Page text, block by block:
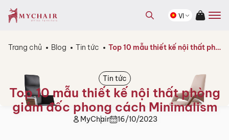
phẩm
Tìm
kiếmVI
Trang chủ Blog Tin tức Top 10 mẫu thiết kế nội thất phòng giám đốc phong cách Minimalism
Tin tức
Top 10 mẫu thiết kế nội thất phòng
giám đốc phong cách Minimalism
MyChair 16/10/2023